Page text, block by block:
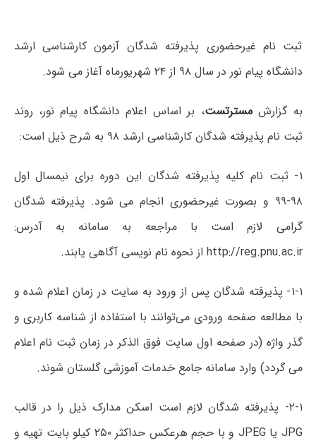
ثبت نام غیرحضوری پذیرفته شدگان آزمون کارشناسی ارشد
دانشگاه پیام نور در سال ۹۸ از ۲۴ شهریورماه آغاز می شود.
به گزارشمسترتست، بر اساس اعلام دانشگاه پیام نور، روند
ثبت نام پذیرفته شدگان کارشناسی ارشد ۹۸ به شرح ذیل است:
۱- ثبت نام کلیه پذیرفته شدگان این دوره برای نیمسال اول
۹۸-۹۹ و بصورت غیر‌حضوری انجام می شود. پذیرفته شدگان
گرامی لازم است با مراجعه به سامانه به آدرس:
http://reg.pnu.ac.ir از نحوه نام نویسی آگاهی یابند.
۱-۱- پذیرفته شدگان پس از ورود به سایت در زمان اعلام شده و
با مطالعه صفحه ورودی می‌توانند با استفاده از شناسه کاربری و
گذر واژه (در صفحه اول سایت فوق الذکر در زمان ثبت نام اعلام
می گردد) وارد سامانه جامع خدمات آموزشی گلستان شوند.
۲-۱- پذیرفته شدگان لازم است اسکن مدارک ذیل را در قالب
JPG یا JPEG و با حجم هرعکس حداکثر ۲۵۰ کیلو بایت تهیه و